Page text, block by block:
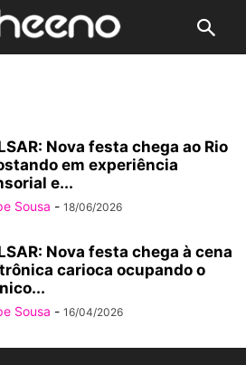
Nova festa chega ao Rio
em experiência
e...
Sousa - 18/06/2026
Nova festa chega à cena
carioca ocupando o
Sousa - 16/04/2026